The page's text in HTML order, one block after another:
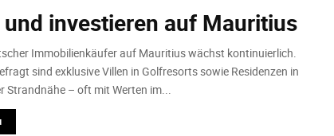
und investieren auf Mauritius
Immobilienkäufer auf Mauritius wächst kontinuierlich.
sind exklusive Villen in Golfresorts sowie Residenzen in
Strandnähe – oft mit Werten im...